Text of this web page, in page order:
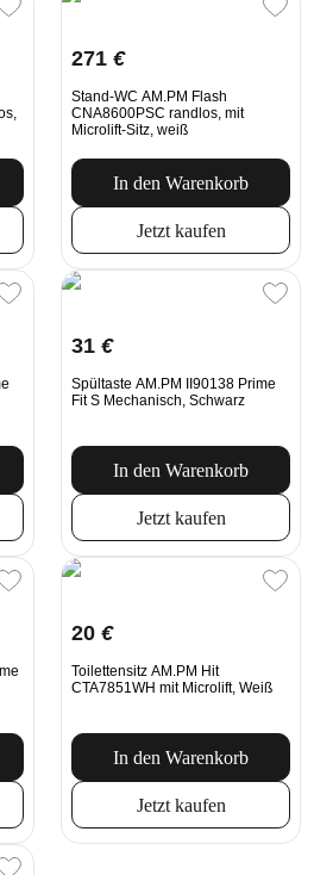
271 €
Stand-WC AM.PM Flash
CNA8600PSC randlos, mit
Microlift-Sitz, weiß
In den Warenkorb
Jetzt kaufen
31 €
Spültaste AM.PM II90138 Prime
Fit S Mechanisch, Schwarz
In den Warenkorb
Jetzt kaufen
20 €
Toilettensitz AM.PM Hit
CTA7851WH mit Microlift, Weiß
In den Warenkorb
Jetzt kaufen